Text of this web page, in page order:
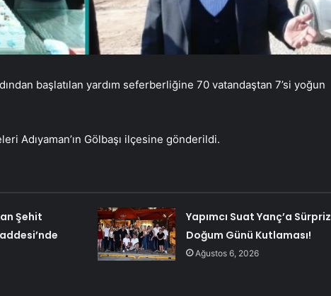
başlatılan yardım seferberliğine 70 vatandaştan 7’si yoğun
Adıyaman’ın Gölbaşı ilçesine gönderildi.
Şehit
Yapımcı Suat Yanç’a Sürpriz
Doğum Günü Kutlaması!
Ağustos 6, 2026